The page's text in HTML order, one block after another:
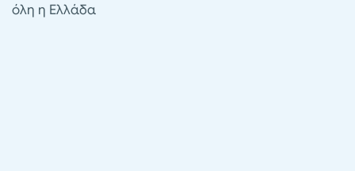
όλη η Ελλάδα